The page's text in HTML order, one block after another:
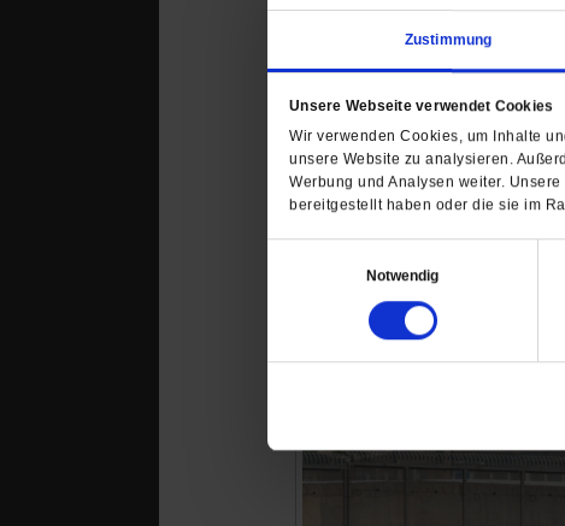
Zustimmung
Unsere Webseite verwendet Cookies
Wir verwenden Cookies, um Inhalte
unsere Website zu analysieren.
Werbung und Analysen weiter.
bereitgestellt haben oder die sie im
Notwendig
Das könnte Sie
Das ehrt Papst Leo.